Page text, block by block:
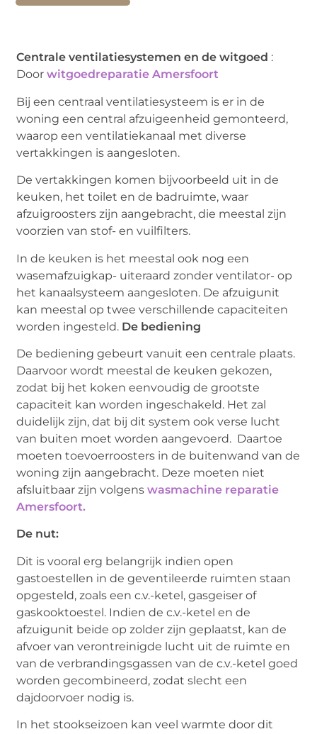
Centrale ventilatiesystemen en de witgoed :
Doorwitgoedreparatie Amersfoort
Bij een centraal ventilatiesysteem is er in de
woning een central afzuigeenheid gemonteerd,
waarop een ventilatiekanaal met diverse
vertakkingen is aangesloten.
De vertakkingen komen bijvoorbeeld uit in de
keuken, het toilet en de badruimte, waar
afzuigroosters zijn aangebracht, die meestal zijn
voorzien van stof- en vuilfilters.
In de keuken is het meestal ook nog een
wasemafzuigkap- uiteraard zonder ventilator- op
het kanaalsysteem aangesloten. De afzuigunit
kan meestal op twee verschillende capaciteiten
worden ingesteld. De bediening
De bediening gebeurt vanuit een centrale plaats.
Daarvoor wordt meestal de keuken gekozen,
zodat bij het koken eenvoudig de grootste
capaciteit kan worden ingeschakeld. Het zal
duidelijk zijn, dat bij dit system ook verse lucht
van buiten moet worden aangevoerd. Daartoe
moeten toevoerroosters in de buitenwand van de
woning zijn aangebracht. Deze moeten niet
afsluitbaar zijn volgenswasmachine reparatie
Amersfoort.
De nut:
Dit is vooral erg belangrijk indien open
gastoestellen in de geventileerde ruimten staan
opgesteld, zoals een c.v.-ketel, gasgeiser of
gaskooktoestel. Indien de c.v.-ketel en de
afzuigunit beide op zolder zijn geplaatst, kan de
afvoer van verontreinigde lucht uit de ruimte en
van de verbrandingsgassen van de c.v.-ketel goed
worden gecombineerd, zodat slecht een
dajdoorvoer nodig is.
In het stookseizoen kan veel warmte door dit